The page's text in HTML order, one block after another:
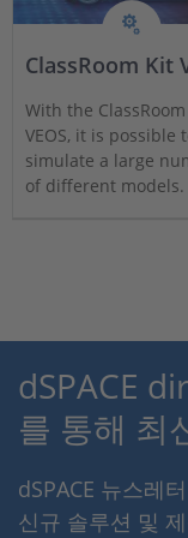
ClassRoom Kit
With the
VEOS, it is possible
simulate a large
of different models.
dSPACE
를 통해 최
dSPACE 뉴스레
신규 솔루션 및